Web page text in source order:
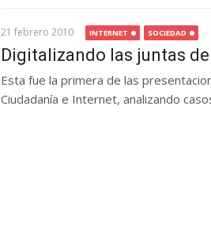
21 febrero 2010 INTERNET SOCIEDAD
Digitalizando las juntas
Esta fue la primera de las
Ciudadanía e Internet, analizando